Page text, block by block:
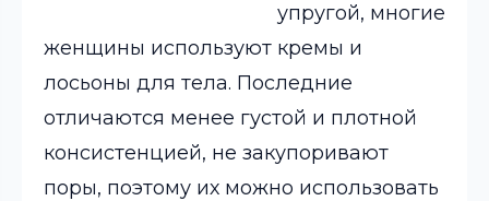
упругой, многие
женщины используют кремы и
лосьоны для тела. Последние
отличаются менее густой и плотной
консистенцией, не закупоривают
поры, поэтому их можно использовать